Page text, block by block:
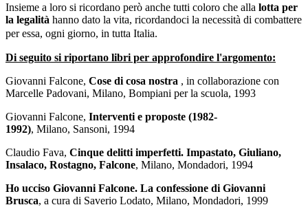
Insieme a loro si ricordano però anche tutti coloro che alla lotta per
la legalità hanno dato la vita, ricordandoci la necessità di combattere
per essa, ogni giorno, in tutta Italia.
Di seguito si riportano libri per approfondire l'argomento:
Giovanni Falcone, Cose di cosa nostra , in collaborazione con
Marcelle Padovani, Milano, Bompiani per la scuola, 1993
Giovanni Falcone, Interventi e proposte (1982-
1992), Milano, Sansoni, 1994
Claudio Fava, Cinque delitti imperfetti. Impastato, Giuliano,
Insalaco, Rostagno, Falcone, Milano, Mondadori, 1994
Ho ucciso Giovanni Falcone. La confessione di Giovanni
Brusca, a cura di Saverio Lodato, Milano, Mondadori, 1999